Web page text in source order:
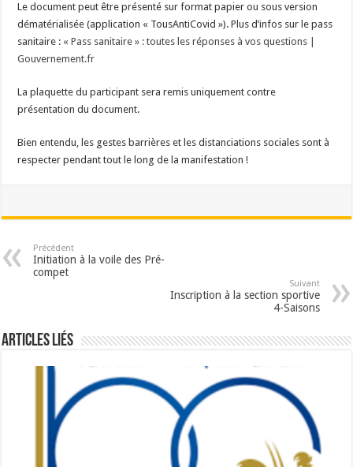
Le document peut être présenté sur format papier ou sous version
dématérialisée (application « TousAntiCovid »). Plus d’infos sur le pass
sanitaire : « Pass sanitaire » : toutes les réponses à vos questions |
Gouvernement.fr
La plaquette du participant sera remis uniquement contre
présentation du document.
Bien entendu, les gestes barrières et les distanciations sociales sont à
respecter pendant tout le long de la manifestation !
Précédent
Initiation à la voile des Pré-
compet
Suivant
Inscription à la section sportive
4-Saisons
Articles liés